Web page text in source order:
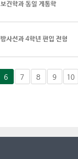
보건학과 동일 게통학
방사선과 4학년 편입 전형
6 7 8 9 10